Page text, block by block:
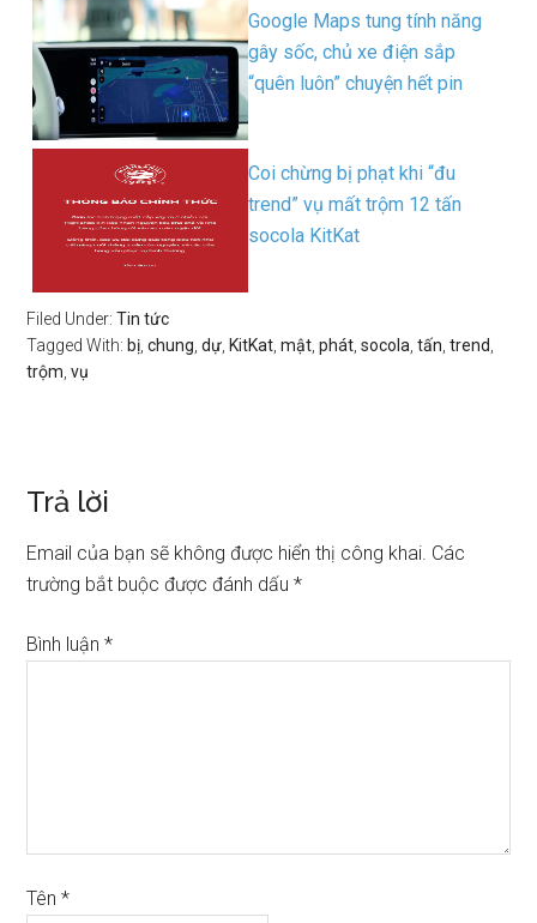
Google Maps tung tính năng
gây sốc, chủ xe điện sắp
“quên luôn” chuyện hết pin
Coi chừng bị phạt khi “đu
trend” vụ mất trộm 12 tấn
socola KitKat
Filed Under:Tin tức
Tagged With:bị ,chung ,dự ,KitKat ,mật ,phát ,socola ,tấn ,trend
trộm ,vụ
Trả lời
Email của bạn sẽ không được hiển thị công khai. Các
trường bắt buộc được đánh dấu*
Bình luận*
Tên*